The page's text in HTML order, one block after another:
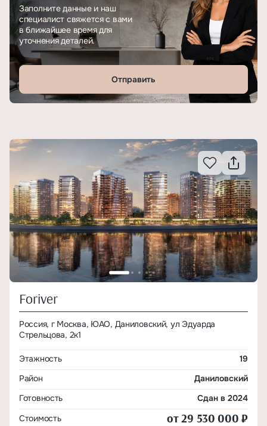
Заполните данные и наш
специалист свяжется с вами
в ближайшее время для
уточнения деталей.
Отправить
Foriver
Россия, г Москва, ЮАО, Даниловский, ул Эдуарда
Стрельцова, 2к1
Этажность
19
Район
Даниловский
Готовность
Сдан в 2024
Стоимость
от 29 530 000 ₽